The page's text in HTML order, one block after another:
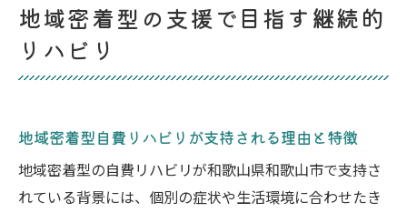
地域密着型の支援で目指す継続的
リハビリ
地域密着型自費リハビリが支持される理由と特徴
地域密着型の自費リハビリが和歌山県和歌山市で支持さ
れている背景には、個別の症状や生活環境に合わせたき